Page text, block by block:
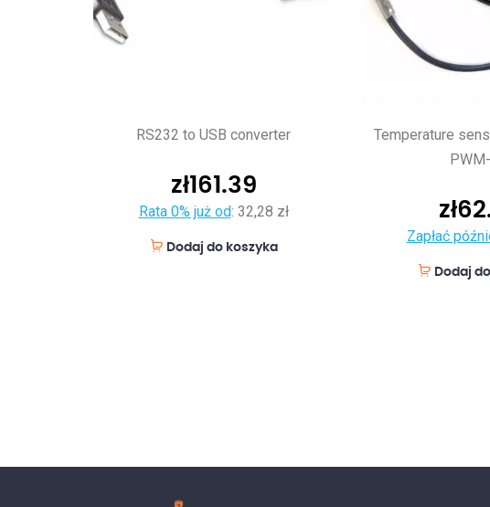
RS232 to USB converter
zł161.39
Rata 0% już od: 32,28 zł
Dodaj do koszyka
Temperature
zł
Zapłać
Dodaj